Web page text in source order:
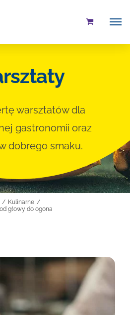
warsztatów dla
gastronomii oraz
dobrego smaku.
Kulinarne
głowy do ogona